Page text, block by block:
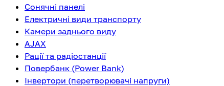
Сонячні панелі
Електричні види транспорту
Камери заднього виду
AJAX
Рації та радіостанції
Повербанк (Power Bank)
Інвертори (перетворювачі напруги)